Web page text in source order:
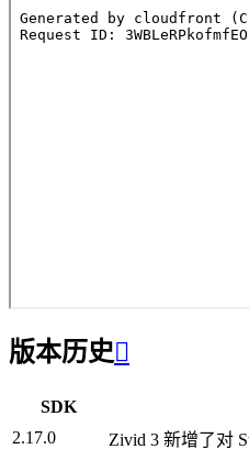
版本历史
SDK
2.17.0
Zivid 3 新增了对